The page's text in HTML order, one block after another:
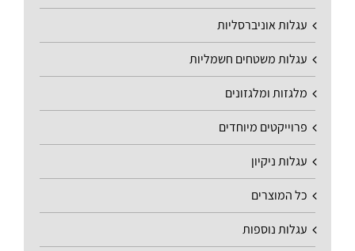
עגלות אוניברסליות
עגלות משטחים חשמליות
מלגזות ומלגזונים
פרוייקטים מיוחדים
עגלות ניקיון
כל המוצרים
עגלות נוספות